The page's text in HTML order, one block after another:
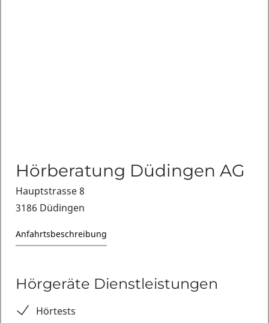
Hörberatung Düdingen AG
Hauptstrasse 8
3186 Düdingen
Anfahrtsbeschreibung
Hörgeräte Dienstleistungen
Hörtests